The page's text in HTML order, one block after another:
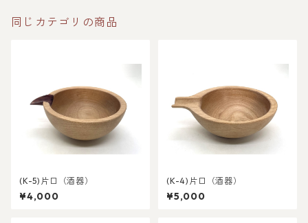
同じカテゴリの商品
(K-5)片口（酒器）
¥4,000
(K-4)片口（酒器）
¥5,000